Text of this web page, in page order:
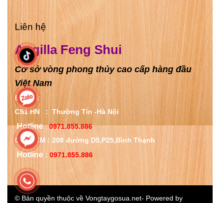
Liên hệ
Angilla Feng Shui
Cơ sở vòng phong thủy cao cấp hàng đầu
Việt Nam
Địa chỉ:
CS1 HN : Thường Tín -Hà Nội
Hotline :0971.855.886
CS2 HCM : 208 đường D5,P25,Bình Thạnh
Hotline : 0971.855.886
© Bản quyền thuộc về Vongtaygosua.net- Powered by